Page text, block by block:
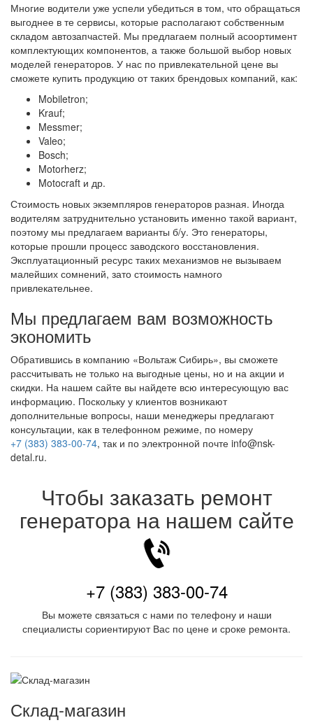
Многие водители уже успели убедиться в том, что обращаться
выгоднее в те сервисы, которые располагают собственным
складом автозапчастей. Мы предлагаем полный асоортимент
комплектующих компонентов, а также большой выбор новых
моделей генераторов. У нас по привлекательной цене вы
сможете купить продукцию от таких брендовых компаний, как:
Mobiletron;
Krauf;
Messmer;
Valeo;
Bosch;
Motorherz;
Motocraft и др.
Стоимость новых экземпляров генераторов разная. Иногда
водителям затруднительно установить именно такой вариант,
поэтому мы предлагаем варианты б/у. Это генераторы,
которые прошли процесс заводского восстановления.
Эксплуатационный ресурс таких механизмов не вызываем
малейших сомнений, зато стоимость намного
привлекательнее.
Мы предлагаем вам возможность
экономить
Обратившись в компанию «Вольтаж Сибирь», вы сможете
рассчитывать не только на выгодные цены, но и на акции и
скидки. На нашем сайте вы найдете всю интересующую вас
информацию. Поскольку у клиентов возникают
дополнительные вопросы, наши менеджеры предлагают
консультации, как в телефонном режиме, по номеру
+7 (383) 383-00-74, так и по электронной почте info@nsk-
detal.ru.
Чтобы заказать ремонт
генератора на нашем сайте
+7 (383) 383-00-74
Вы можете связаться с нами по телефону и наши
специалисты сориентируют Вас по цене и сроке ремонта.
Склад-магазин